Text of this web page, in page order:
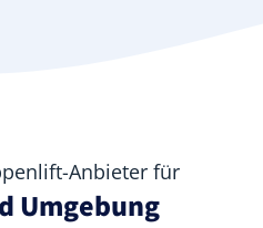
Anbieter für
Umgebung